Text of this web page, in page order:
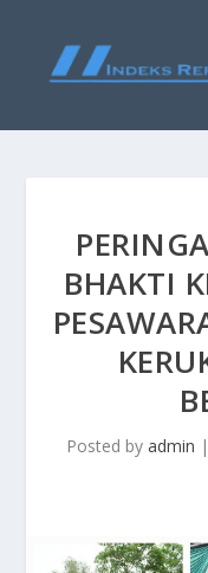
BHAKTI
Posted by admin |